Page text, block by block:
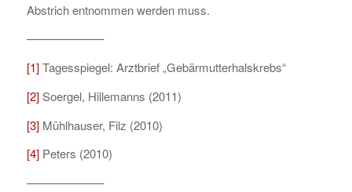
Abstrich entnommen werden muss.
——————–
[1]Tagesspiegel: Arztbrief „Gebärmutterhalskrebs“
[2]Soergel, Hillemanns (2011)
[3]Mühlhauser, Filz (2010)
[4]Peters (2010)
——————–